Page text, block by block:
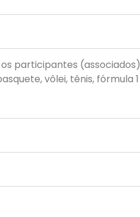
participantes (associados)
vôlei, tênis, fórmula 1